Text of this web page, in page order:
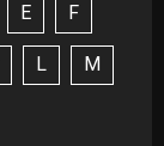
E F
L M